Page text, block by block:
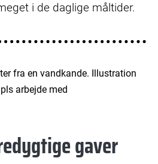
i de daglige måltider.
gaver